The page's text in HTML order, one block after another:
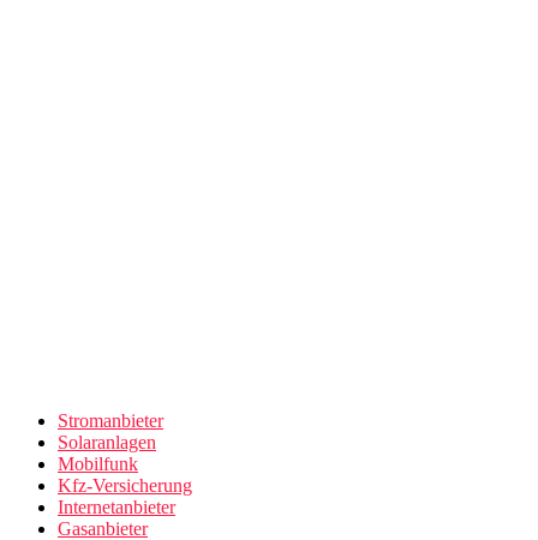
Stromanbieter
Solaranlagen
Mobilfunk
Kfz-Versicherung
Internetanbieter
Gasanbieter